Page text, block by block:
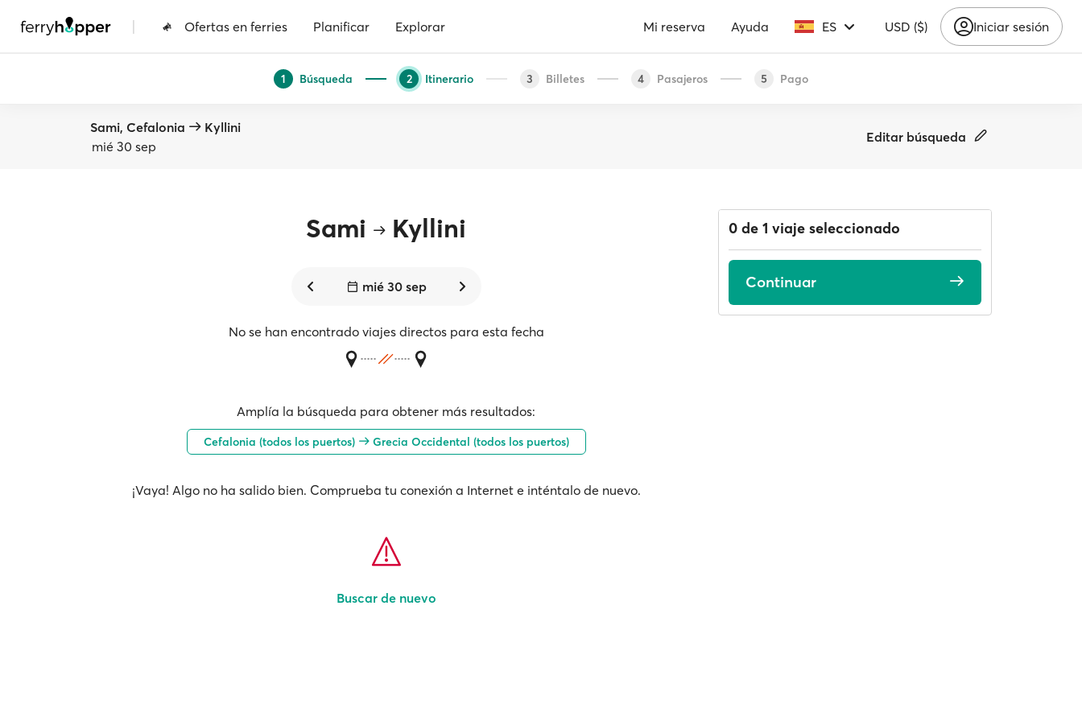
| Ofertas en ferries Planificar Explorar Mi reserva Ayuda ES USD ($) Iniciar sesión
1 Búsqueda 2 Itinerario 3 Billetes 4 Pasajeros 5 Pago
Sami, Cefalonia
Kyllini
mié 30 sep
Editar búsqueda
Sami Kyllini
mié 30 sep
No se han encontrado viajes directos para esta fecha
Amplía la búsqueda para obtener más resultados:
Cefalonia (todos los puertos) Grecia Occidental (todos los puertos)
¡Vaya! Algo no ha salido bien. Comprueba tu conexión a Internet e inténtalo de nuevo.
Buscar de nuevo
0 de 1 viaje seleccionado
Continuar